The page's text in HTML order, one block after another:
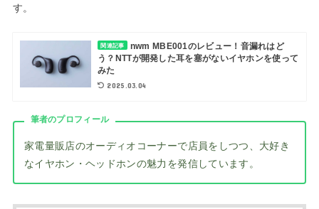
す。
関連記事
nwm MBE001のレビュー！音漏れはど
う？NTTが開発した耳を塞がないイヤホンを使って
みた
2025.03.04
筆者のプロフィール
家電量販店のオーディオコーナーで店員をしつつ、大好き
なイヤホン・ヘッドホンの魅力を発信しています。